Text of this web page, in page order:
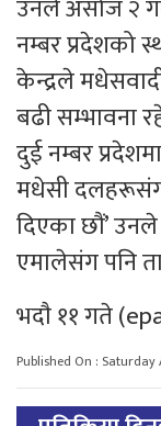
उनले असोज २
नम्बर प्रदेशको
केन्द्रले
बढी सम्भावना
दुई नम्बर
मधेसी दलहरूसंग
दिएका छौं’
एमालेसंग पनि
भदाै ११ गते
Published On : Saturday